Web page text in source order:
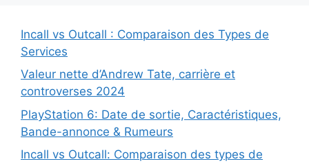
Incall vs Outcall : Comparaison des Types de
Services
Valeur nette d’Andrew Tate, carrière et
controverses 2024
PlayStation 6: Date de sortie, Caractéristiques,
Bande-annonce & Rumeurs
Incall vs Outcall: Comparaison des types de